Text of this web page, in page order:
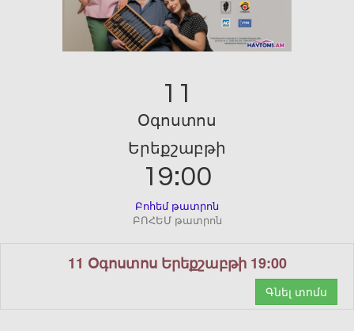
11
Օգոստոս
Երեքշաբթի
19:00
Բոհեմ թատրոն
ԲՈՀԵՄ թատրոն
11 Օգոստոս Երեքշաբթի 19:00
Գնել տոմս